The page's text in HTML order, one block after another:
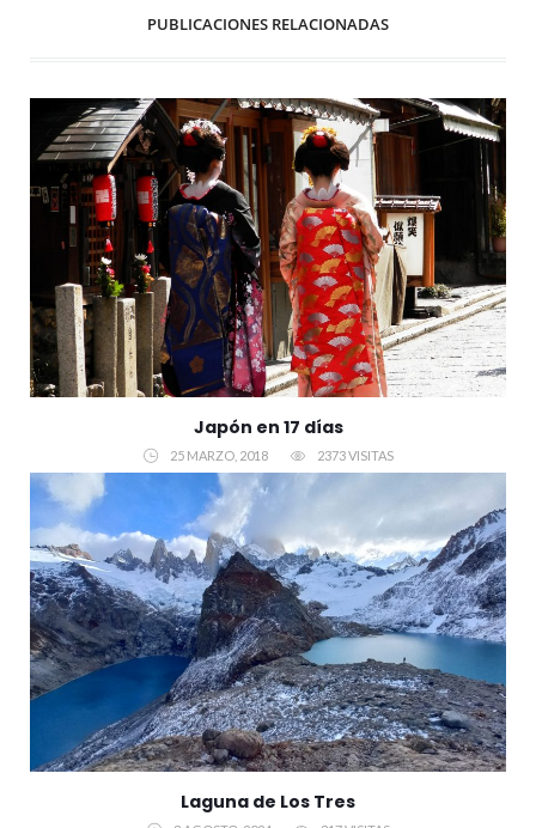
PUBLICACIONES RELACIONADAS
Japón en 17 días
25 MARZO, 2018 2373 VISITAS
Laguna de Los Tres